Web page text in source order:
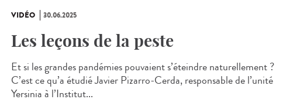
VIDÉO 30.06.2025
Les leçons de la peste
Et si les grandes pandémies pouvaient s’éteindre naturellement ?
C’est ce qu’a étudié Javier Pizarro-Cerda, responsable de l’unité
Yersinia à l’Institut...